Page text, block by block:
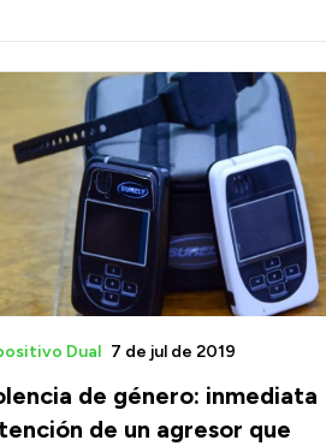
de género: inmediata
de un agresor que
Dual 7 de jul de 2019